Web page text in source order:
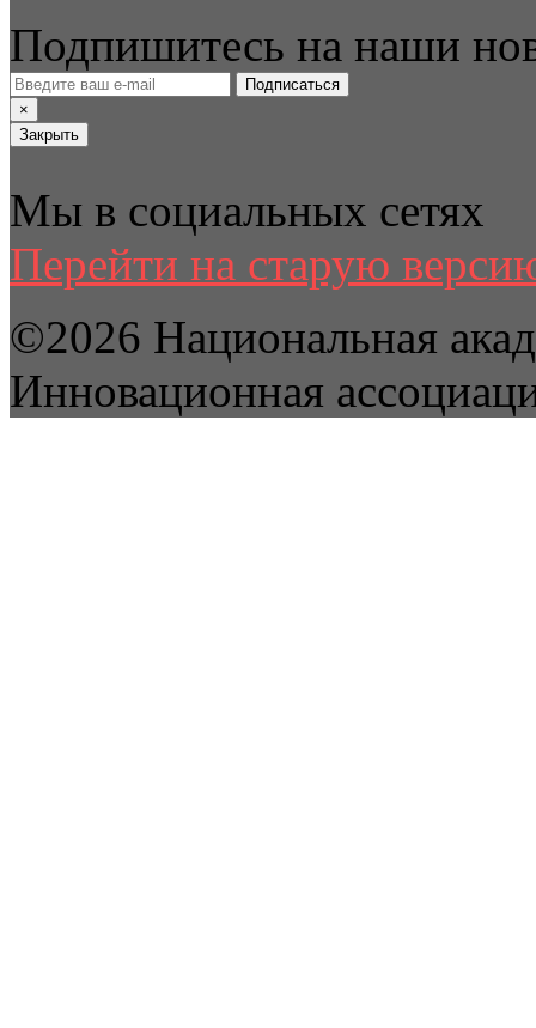
Подпишитесь на наши
Подписаться
×
Закрыть
Мы в социальных сетях
Перейти на старую
©2026 Национальная
Инновационная